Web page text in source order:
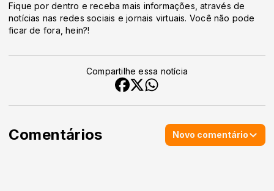
Fique por dentro e receba mais informações, através de
notícias nas redes sociais e jornais virtuais. Você não pode
ficar de fora, hein?!
Compartilhe essa notícia
Comentários Novo comentário